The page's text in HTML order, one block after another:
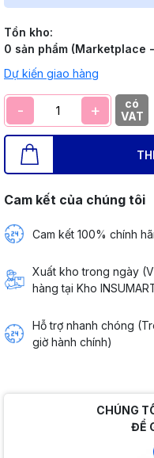
Tồn kho:
0 sản phẩm (Marketplace
Dự kiến giao hàng
- +
có
VAT
Cam kết của chúng tôi
Cam kết 100% chính
Xuất kho trong ngày
hàng tại Kho
Hỗ trợ nhanh chóng
giờ hành chính)
CHÚNG
ĐỂ